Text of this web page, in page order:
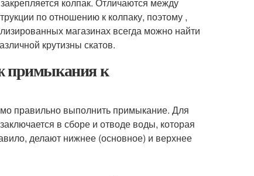
по отношению к колпаку, поэтому ,
магазинах всегда можно найти
крутизны скатов.
примыкания к
правильно выполнить примыкание. Для
в сборе и отводе воды, которая
делают нижнее (основное) и верхнее